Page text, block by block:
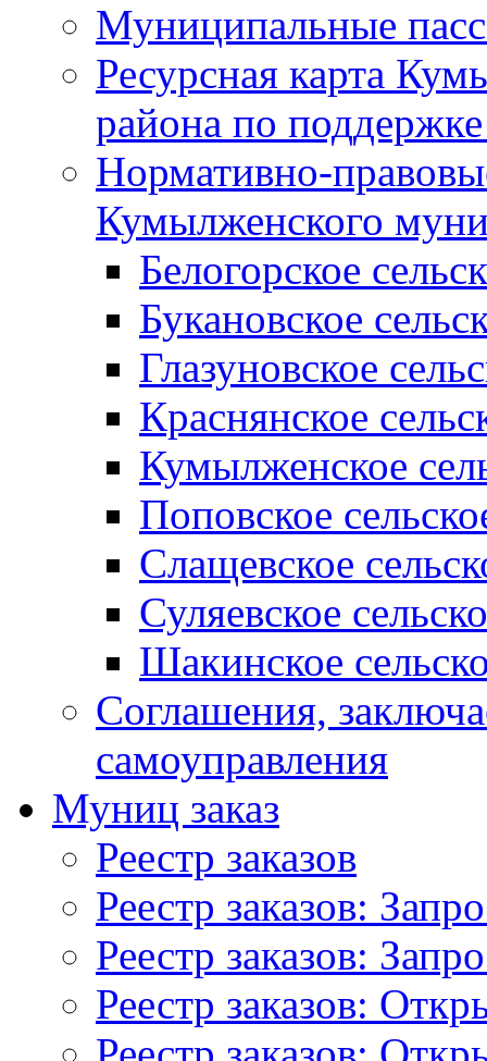
Муниципальные
Ресурсная карта
района по
Нормативно-
Кумылженского
Белогорское
Букановское
Глазуновское
Краснянское
Кумылженское
Поповское
Слащевское
Суляевское
Шакинское
Соглашения,
самоуправления
Муниц заказ
Реестр заказов
Реестр заказов:
Реестр заказов:
Реестр заказов: